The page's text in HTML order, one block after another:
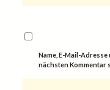
Name, E-Mail-
nächsten Kommentar